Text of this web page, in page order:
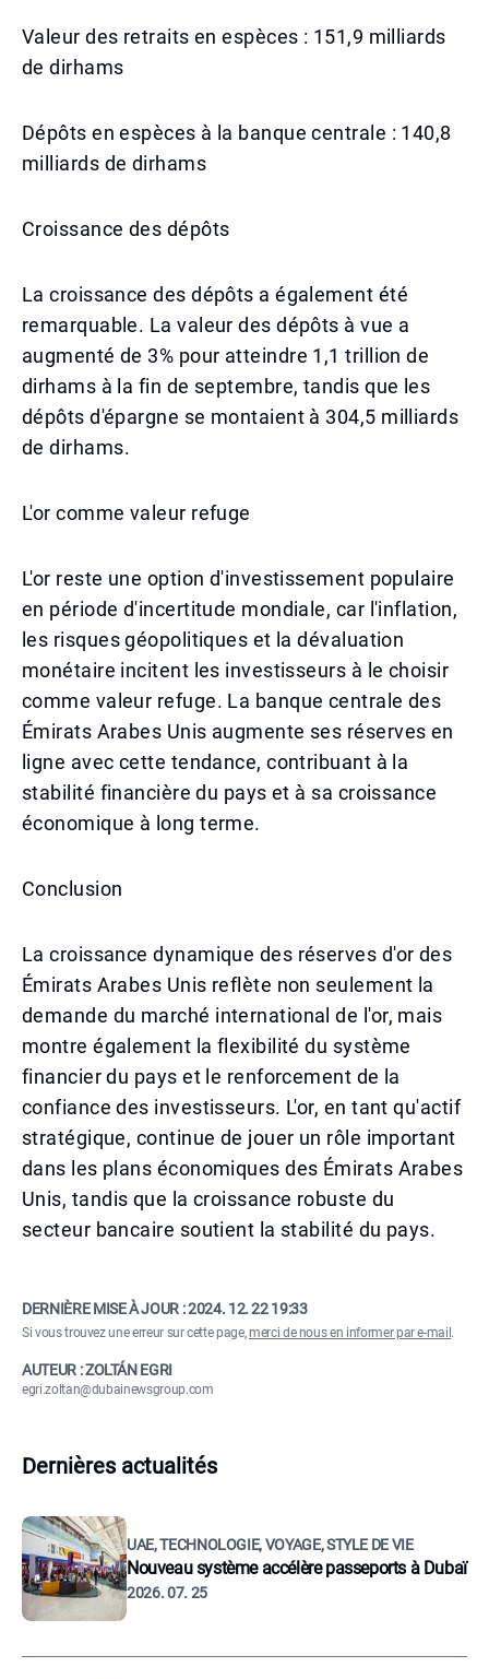
Valeur des retraits en espèces : 151,9 milliards
de dirhams
Dépôts en espèces à la banque centrale : 140,8
milliards de dirhams
Croissance des dépôts
La croissance des dépôts a également été
remarquable. La valeur des dépôts à vue a
augmenté de 3% pour atteindre 1,1 trillion de
dirhams à la fin de septembre, tandis que les
dépôts d'épargne se montaient à 304,5 milliards
de dirhams.
L'or comme valeur refuge
L'or reste une option d'investissement populaire
en période d'incertitude mondiale, car l'inflation,
les risques géopolitiques et la dévaluation
monétaire incitent les investisseurs à le choisir
comme valeur refuge. La banque centrale des
Émirats Arabes Unis augmente ses réserves en
ligne avec cette tendance, contribuant à la
stabilité financière du pays et à sa croissance
économique à long terme.
Conclusion
La croissance dynamique des réserves d'or des
Émirats Arabes Unis reflète non seulement la
demande du marché international de l'or, mais
montre également la flexibilité du système
financier du pays et le renforcement de la
confiance des investisseurs. L'or, en tant qu'actif
stratégique, continue de jouer un rôle important
dans les plans économiques des Émirats Arabes
Unis, tandis que la croissance robuste du
secteur bancaire soutient la stabilité du pays.
DERNIÈRE MISE À JOUR :2024. 12. 22 19:33
Si vous trouvez une erreur sur cette page,merci de nous en informer par e-mail .
AUTEUR : ZOLTÁN EGRI
egri.zoltan@dubainewsgroup.com
Dernières actualités
UAE, TECHNOLOGIE, VOYAGE, STYLE DE VIE
Nouveau système accélère passeports à Dubaï
2026. 07. 25